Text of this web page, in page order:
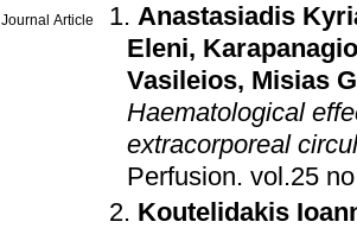
Journal Article
Anastasiadis
Eleni,
Vasileios, Misias G
Haematological
extracorporeal
Perfusion.
Koutelidakis